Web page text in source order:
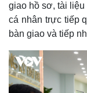
giao hồ sơ, tài
cá nhân trực tiếp
bàn giao và tiếp